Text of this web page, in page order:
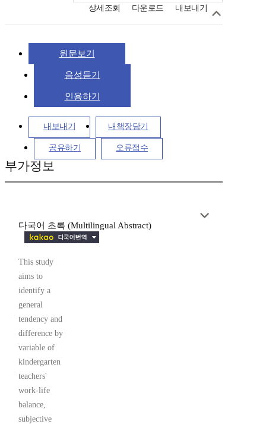
상세조회 다운로드 내보내기
원문보기
음성듣기
인용하기
내보내기 내책장담기
공유하기 오류접수
부가정보
다국어 초록 (Multilingual Abstract)
This study
aims to
identify a
general
tendency and
difference by
variable of
kindergarten
teachers'
work-life
balance,
subjective